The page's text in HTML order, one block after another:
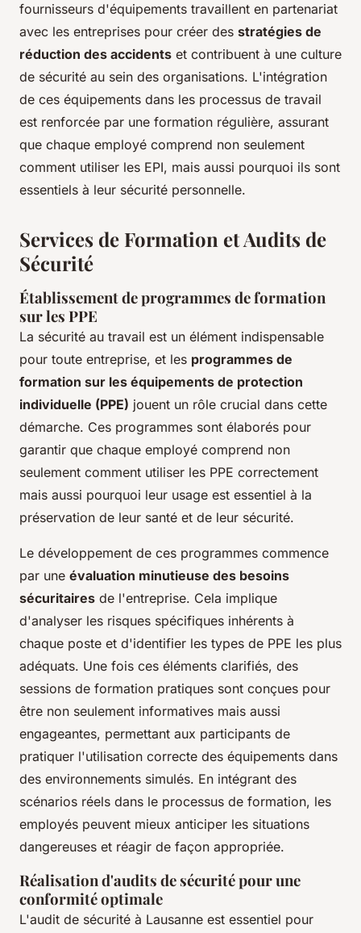
fournisseurs d'équipements travaillent en partenariat
avec les entreprises pour créer des stratégies de
réduction des accidents et contribuent à une culture
de sécurité au sein des organisations. L'intégration
de ces équipements dans les processus de travail
est renforcée par une formation régulière, assurant
que chaque employé comprend non seulement
comment utiliser les EPI, mais aussi pourquoi ils sont
essentiels à leur sécurité personnelle.
Services de Formation et Audits de
Sécurité
Établissement de programmes de formation
sur les PPE
La sécurité au travail est un élément indispensable
pour toute entreprise, et les programmes de
formation sur les équipements de protection
individuelle (PPE) jouent un rôle crucial dans cette
démarche. Ces programmes sont élaborés pour
garantir que chaque employé comprend non
seulement comment utiliser les PPE correctement
mais aussi pourquoi leur usage est essentiel à la
préservation de leur santé et de leur sécurité.
Le développement de ces programmes commence
par une évaluation minutieuse des besoins
sécuritaires de l'entreprise. Cela implique
d'analyser les risques spécifiques inhérents à
chaque poste et d'identifier les types de PPE les plus
adéquats. Une fois ces éléments clarifiés, des
sessions de formation pratiques sont conçues pour
être non seulement informatives mais aussi
engageantes, permettant aux participants de
pratiquer l'utilisation correcte des équipements dans
des environnements simulés. En intégrant des
scénarios réels dans le processus de formation, les
employés peuvent mieux anticiper les situations
dangereuses et réagir de façon appropriée.
Réalisation d'audits de sécurité pour une
conformité optimale
L'audit de sécurité à Lausanne est essentiel pour